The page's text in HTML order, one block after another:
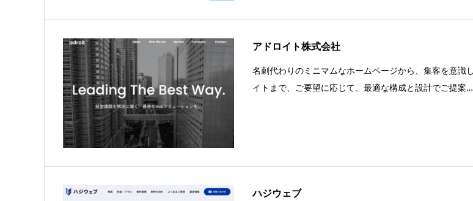
アドロイト株式会社
名刺代わりのミニマムなホームページから、集客を意識
イトまで、ご要望に応じて、最適な構成と設計でご提案…
ハジウェブ